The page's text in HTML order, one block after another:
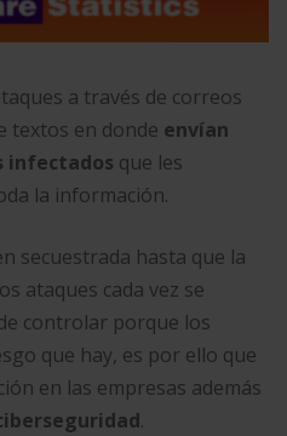
a través de correos
textos en donde envían
infectados que les
la información.
secuestrada hasta que la
ataques cada vez se
controlar porque los
que hay, es por ello que
en las empresas además
.